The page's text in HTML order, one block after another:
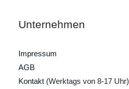
Unternehmen
Impressum
AGB
Kontakt (Werktags von 8-17 Uhr)